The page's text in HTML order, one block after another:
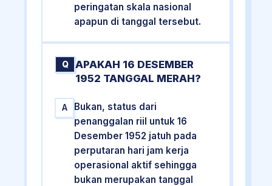
peringatan skala nasional
apapun di tanggal tersebut.
Q
APAKAH 16 DESEMBER
1952 TANGGAL MERAH?
A
Bukan, status dari
penanggalan riil untuk 16
Desember 1952 jatuh pada
perputaran hari jam kerja
operasional aktif sehingga
bukan merupakan tanggal